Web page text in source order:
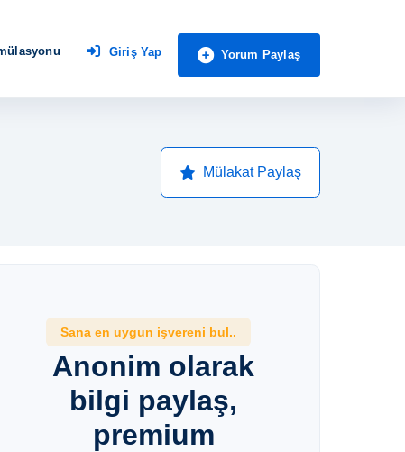
Giriş Yap Yorum Paylaş
Mülakat Paylaş
Sana en uygun işvereni bul..
Anonim olarak
bilgi paylaş,
premium